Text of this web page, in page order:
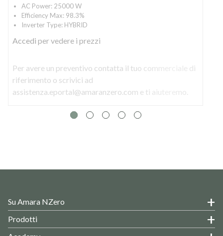
AC Power: 25000 W
Efficiency Max: 98.3%
Inverter Type: HYBRID
Accedi per vedere i prezzi
Per avere un preventivo contatta il tuo commerciale di
riferimento o scrivici ad
assistenza.eportal@amaranzero.com e ti aiuteremo.
Su Amara NZero
Prodotti